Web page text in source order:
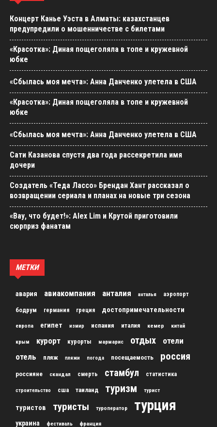
Концерт Канье Уэста в Алматы: казахстанцев
предупредили о мошенничестве с билетами
«Красотка»: Диная пощеголяла в топе и кружевной
юбке
«Сбылась моя мечта»: Анна Данченко улетела в США
«Красотка»: Диная пощеголяла в топе и кружевной
юбке
«Сбылась моя мечта»: Анна Данченко улетела в США
Сати Казанова спустя два года рассекретила имя
дочери
Создатель «Теда Лассо» Брендан Хант рассказал о
возвращении сериала и планах на новые три сезона
«Вау, что будет!»: Alex Lim и Крутой приготовили
сюрприз фанатам
МЕТКИ
авария авиакомпания анталия анталья аэропорт
бодрум германия греция достопримечательности
европа египет измир испания италия кемер китай
крым курорт курорты мармарис отдых
отели
отель
пляж пляжи погода посещаемость россия
россияне скандал смерть стамбул статистика
строительство сша таиланд туризм турист
туристов туристы туроператор турция
украина фестиваль франция